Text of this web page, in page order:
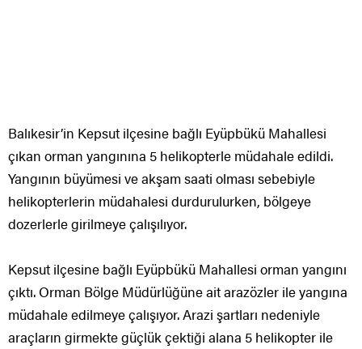
Balıkesir’in Kepsut ilçesine bağlı Eyüpbükü Mahallesi
çıkan orman yangınına 5 helikopterle müdahale edildi.
Yangının büyümesi ve akşam saati olması sebebiyle
helikopterlerin müdahalesi durdurulurken, bölgeye
dozerlerle girilmeye çalışılıyor.
Kepsut ilçesine bağlı Eyüpbükü Mahallesi orman yangını
çıktı. Orman Bölge Müdürlüğüne ait arazözler ile yangına
müdahale edilmeye çalışıyor. Arazi şartları nedeniyle
araçların girmekte güçlük çektiği alana 5 helikopter ile